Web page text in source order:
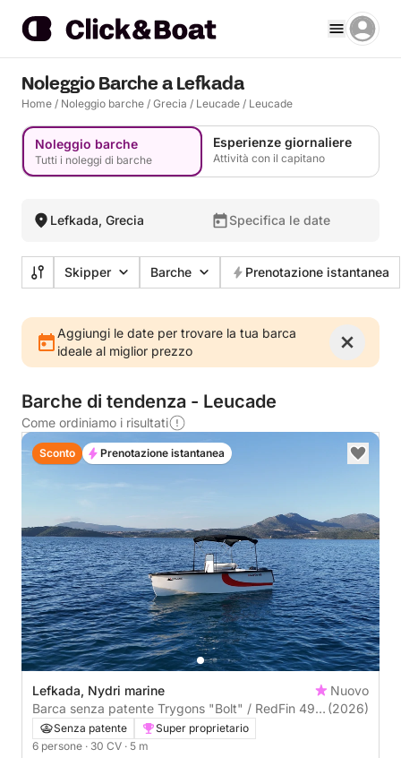
Noleggio Barche a Lefkada
Home / Noleggio barche / Grecia / Leucade / Leucade
Noleggio barche
Tutti i noleggi di barche
Esperienze giornaliere
Attività con il capitano
Lefkada, Grecia Specifica le date
Skipper Barche Prenotazione istantanea
Aggiungi le date per trovare la tua barca
ideale al miglior prezzo
Barche di tendenza - Leucade
Come ordiniamo i risultati
Lefkada, Nydri marine
Nuovo
Barca senza patente Trygons "Bolt" / RedFin 49
30CV
(2026)
Senza patente
Super proprietario
6 persone · 30 CV · 5 m
Sconto Prenotazione istantanea